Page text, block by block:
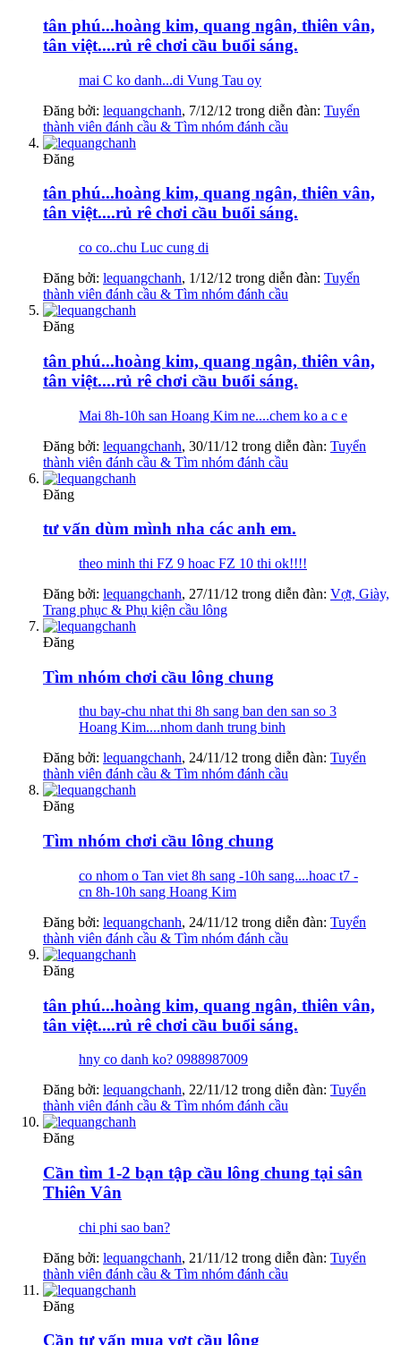
tân phú...hoàng kim, quang ngân, thiên vân,
tân việt....rủ rê chơi cầu buổi sáng.
mai C ko danh...di Vung Tau oy
Đăng bởi: lequangchanh, 7/12/12 trong diễn đàn: Tuyển
thành viên đánh cầu & Tìm nhóm đánh cầu
Đăng
tân phú...hoàng kim, quang ngân, thiên vân,
tân việt....rủ rê chơi cầu buổi sáng.
co co..chu Luc cung di
Đăng bởi: lequangchanh, 1/12/12 trong diễn đàn: Tuyển
thành viên đánh cầu & Tìm nhóm đánh cầu
Đăng
tân phú...hoàng kim, quang ngân, thiên vân,
tân việt....rủ rê chơi cầu buổi sáng.
Mai 8h-10h san Hoang Kim ne....chem ko a c e
Đăng bởi: lequangchanh, 30/11/12 trong diễn đàn: Tuyển
thành viên đánh cầu & Tìm nhóm đánh cầu
Đăng
tư vấn dùm mình nha các anh em.
theo minh thi FZ 9 hoac FZ 10 thi ok!!!!
Đăng bởi: lequangchanh, 27/11/12 trong diễn đàn: Vợt, Giày,
Trang phục & Phụ kiện cầu lông
Đăng
Tìm nhóm chơi cầu lông chung
thu bay-chu nhat thi 8h sang ban den san so 3
Hoang Kim....nhom danh trung binh
Đăng bởi: lequangchanh, 24/11/12 trong diễn đàn: Tuyển
thành viên đánh cầu & Tìm nhóm đánh cầu
Đăng
Tìm nhóm chơi cầu lông chung
co nhom o Tan viet 8h sang -10h sang....hoac t7 -
cn 8h-10h sang Hoang Kim
Đăng bởi: lequangchanh, 24/11/12 trong diễn đàn: Tuyển
thành viên đánh cầu & Tìm nhóm đánh cầu
Đăng
tân phú...hoàng kim, quang ngân, thiên vân,
tân việt....rủ rê chơi cầu buổi sáng.
hny co danh ko? 0988987009
Đăng bởi: lequangchanh, 22/11/12 trong diễn đàn: Tuyển
thành viên đánh cầu & Tìm nhóm đánh cầu
Đăng
Cần tìm 1-2 bạn tập cầu lông chung tại sân
Thiên Vân
chi phi sao ban?
Đăng bởi: lequangchanh, 21/11/12 trong diễn đàn: Tuyển
thành viên đánh cầu & Tìm nhóm đánh cầu
Đăng
Cần tư vấn mua vợt cầu lông